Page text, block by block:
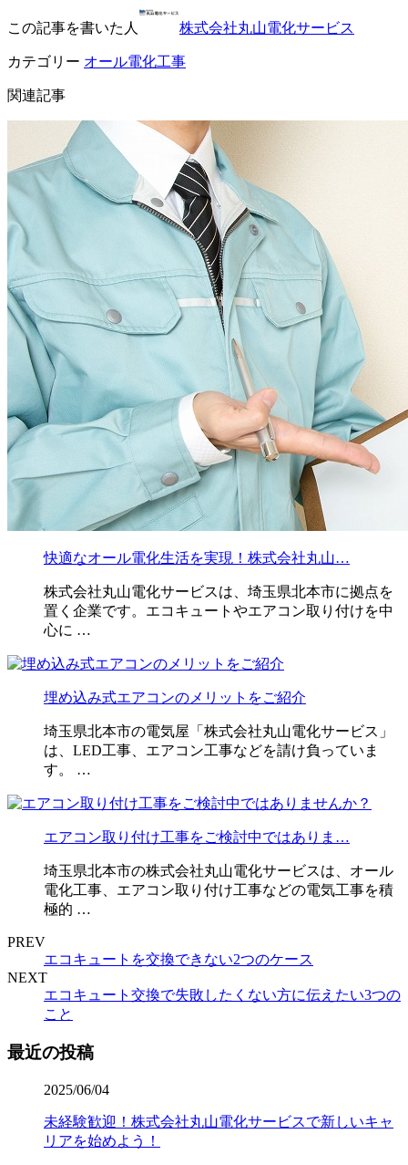
この記事を書いた人 株式会社丸山電化サービス
カテゴリー オール電化工事
関連記事
快適なオール電化生活を実現！株式会社丸山…
株式会社丸山電化サービスは、埼玉県北本市に拠点を
置く企業です。エコキュートやエアコン取り付けを中
心に …
埋め込み式エアコンのメリットをご紹介
埼玉県北本市の電気屋「株式会社丸山電化サービス」
は、LED工事、エアコン工事などを請け負っていま
す。 …
エアコン取り付け工事をご検討中ではありま…
埼玉県北本市の株式会社丸山電化サービスは、オール
電化工事、エアコン取り付け工事などの電気工事を積
極的 …
PREV
エコキュートを交換できない2つのケース
NEXT
エコキュート交換で失敗したくない方に伝えたい3つの
こと
最近の投稿
2025/06/04
未経験歓迎！株式会社丸山電化サービスで新しいキャ
リアを始めよう！